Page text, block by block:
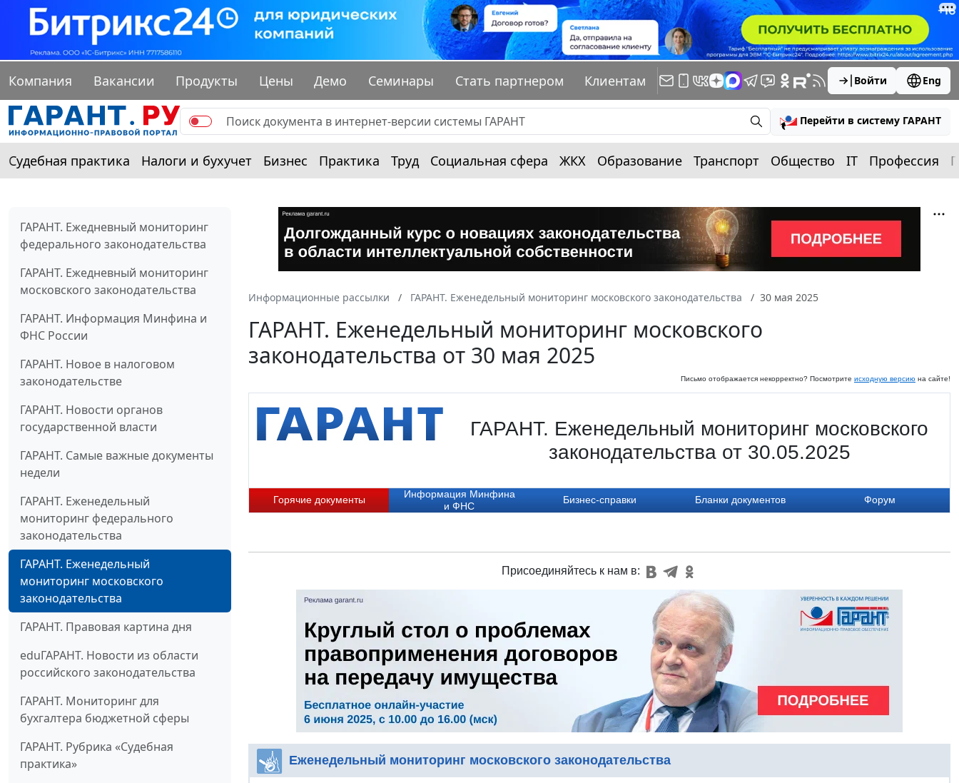
Компания Вакансии Продукты Цены Демо Семинары Стать партнером Клиентам Войти Eng
Перейти в систему ГАРАНТ
Судебная практика Налоги и бухучет Бизнес Практика Труд Социальная сфера ЖКХ Образование Транспорт Общество IT Профессия
ГАРАНТ. Ежедневный мониторинг
федерального законодательства
ГАРАНТ. Ежедневный мониторинг
московского законодательства
ГАРАНТ. Информация Минфина и
ФНС России
ГАРАНТ. Новое в налоговом
законодательстве
ГАРАНТ. Новости органов
государственной власти
ГАРАНТ. Самые важные документы
недели
ГАРАНТ. Еженедельный
мониторинг федерального
законодательства
ГАРАНТ. Еженедельный
мониторинг московского
законодательства
ГАРАНТ. Правовая картина дня
eduГАРАНТ. Новости из области
российского законодательства
ГАРАНТ. Мониторинг для
бухгалтера бюджетной сферы
ГАРАНТ. Рубрика «Судебная
практика»
Информационные рассылки ГАРАНТ. Еженедельный мониторинг московского законодательства 30 мая 2025
ГАРАНТ. Еженедельный мониторинг московского
законодательства от 30 мая 2025
Письмо отображается некорректно? Посмотрите исходную версию на сайте!
ГАРАНТ. Еженедельный мониторинг московского
законодательства от 30.05.2025
Горячие документы
Информация Минфина
и ФНС
Бизнес-справки Бланки документов Форум
Присоединяйтесь к нам в:
Еженедельный мониторинг московского законодательства